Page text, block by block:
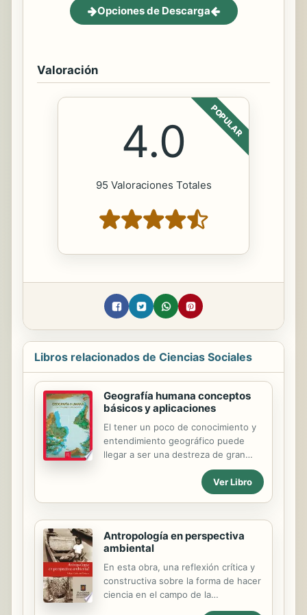
Opciones de Descarga
Valoración
POPULAR
4.0
95 Valoraciones Totales
Libros relacionados de Ciencias Sociales
Geografía humana conceptos
básicos y aplicaciones
El tener un poco de conocimiento y
entendimiento geográfico puede
llegar a ser una destreza de gran
utilidad. Esta destreza geográfica
implica pensar espacialmente, en
otras palabras, el tener la habilidad
distribuciones y variaciones que
existen en nuestro entorno. Tales
distribuciones y variaciones pueden
ser eventos y fenómenos naturales,
como las formaciones terrestres, las
variaciones climáticas entre
Ver Libro
Antropología en perspectiva
ambiental
En esta obra, una reflexión crítica y
constructiva sobre la forma de hacer
ciencia en el campo de la
antropología ambiental. El profesor